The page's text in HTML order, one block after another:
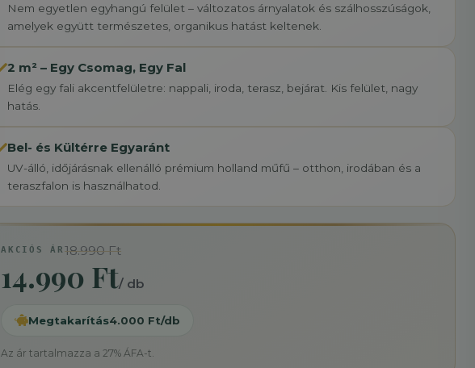
Nem egyetlen egyhangú felület – változatos árnyalatok és szálhosszúságok,
amelyek együtt természetes, organikus hatást keltenek.
2 m² – Egy Csomag, Egy Fal
Elég egy fali akcentfelületre: nappali, iroda, terasz, bejárat. Kis felület, nagy
hatás.
Bel- és Kültérre Egyaránt
UV-álló, időjárásnak ellenálló prémium holland műfű – otthon, irodában és a
teraszfalon is használhatod.
AKCIÓS ÁR18.990 Ft
14.990 Ft/ db
Megtakarítás4.000 Ft/db
Az ár tartalmazza a 27% ÁFA-t.